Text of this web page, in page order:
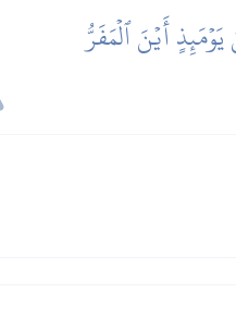
أَيۡنَ ٱلۡمَفَرُّ